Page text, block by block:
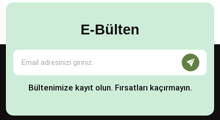
E-Bülten
Bültenimize kayıt olun. Fırsatları kaçırmayın.